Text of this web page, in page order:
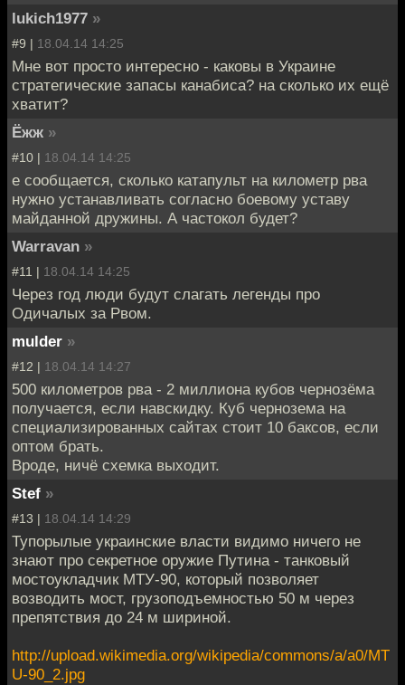
lukich1977 »
#9 | 18.04.14 14:25
Мне вот просто интересно - каковы в Украине
стратегические запасы канабиса? на сколько их ещё
хватит?
Ёжж »
#10 | 18.04.14 14:25
е сообщается, сколько катапульт на километр рва
нужно устанавливать согласно боевому уставу
майданной дружины. А частокол будет?
Warravan »
#11 | 18.04.14 14:25
Через год люди будут слагать легенды про
Одичалых за Рвом.
mulder »
#12 | 18.04.14 14:27
500 километров рва - 2 миллиона кубов чернозёма
получается, если навскидку. Куб чернозема на
специализированных сайтах стоит 10 баксов, если
оптом брать.
Вроде, ничё схемка выходит.
Stef »
#13 | 18.04.14 14:29
Тупорылые украинские власти видимо ничего не
знают про секретное оружие Путина - танковый
мостоукладчик МТУ-90, который позволяет
возводить мост, грузоподъемностью 50 м через
препятствия до 24 м шириной.
http://upload.wikimedia.org/wikipedia/commons/a/a0/MT
U-90_2.jpg